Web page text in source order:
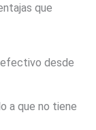
que
desde
a que no tiene